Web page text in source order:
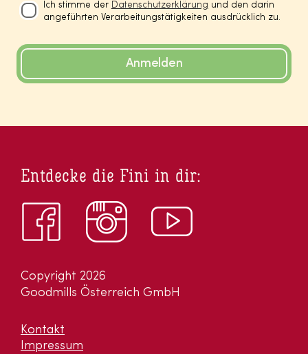
Ich stimme der Datenschutzerklärung und den darin
angeführten Verarbeitungstätigkeiten ausdrücklich zu.
Anmelden
Copyright 2026
Goodmills Österreich GmbH
Kontakt
Impressum
Entdecke die Fini in dir: